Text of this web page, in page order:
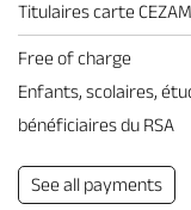
Titulaires carte CEZAM
Free of charge
Enfants, scolaires,
bénéficiaires du RSA
See all payments